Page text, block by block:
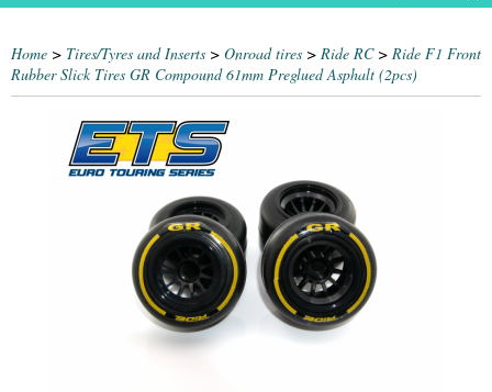
Home > Tires/Tyres and Inserts > Onroad tires > Ride RC> Ride F1 Front
Rubber Slick Tires GR Compound 61mm Preglued Asphalt (2pcs)